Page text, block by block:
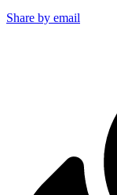
Share by email